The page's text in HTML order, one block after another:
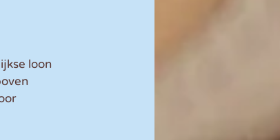
loon